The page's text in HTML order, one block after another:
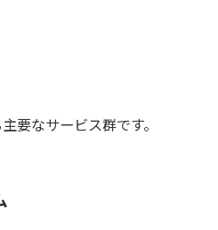
要なサービス群です。